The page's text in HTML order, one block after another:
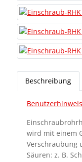
Beschreibung
wird mit einem
Verschraubung
Säuren: z. B.